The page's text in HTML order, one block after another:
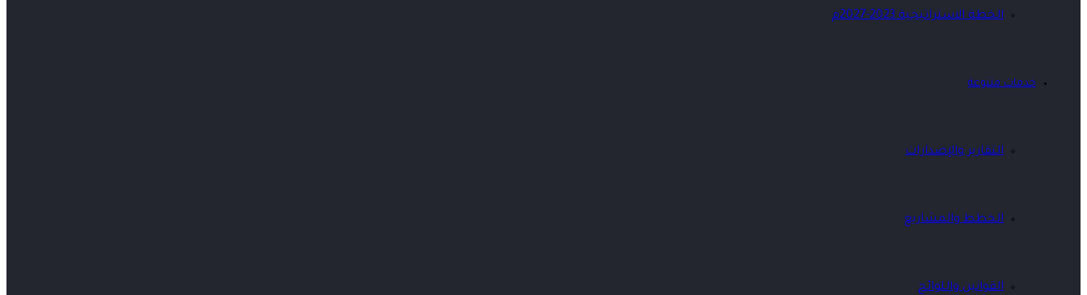
الخطة الاستراتيجية 2023-2027م
خدمات متنوعة
التقارير والإصدارات
الخطط والمشاريع
القوانين واللوائح